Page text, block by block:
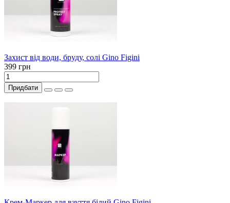
Захист від води, бруду, солі Gino Figini
399 грн
Придбати